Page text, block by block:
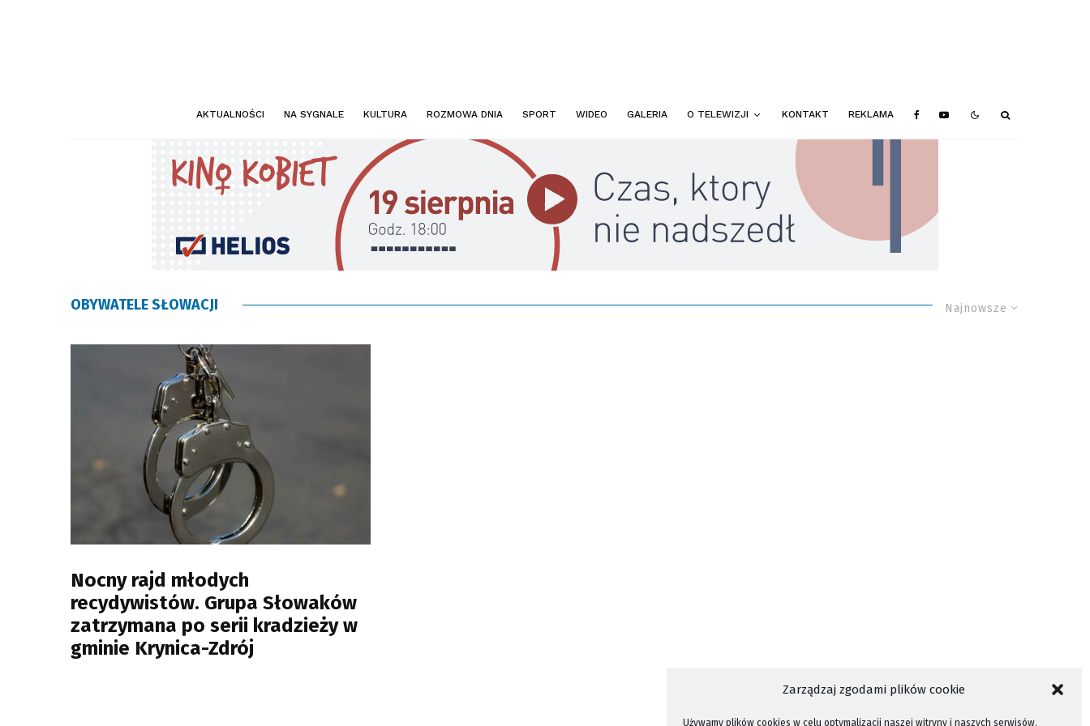
Zarządzaj zgodami plików cookie
Używamy plików cookies w celu optymalizacji naszej witryny i naszych serwisów.
AKTUALNOŚCI NA SYGNALE KULTURA ROZMOWA DNIA SPORT WIDEO GALERIA O TELEWIZJI KONTAKT REKLAMA
Najnowsze
OBYWATELE SŁOWACJI
Nocny rajd młodych
recydywistów. Grupa Słowaków
zatrzymana po serii kradzieży w
gminie Krynica-Zdrój